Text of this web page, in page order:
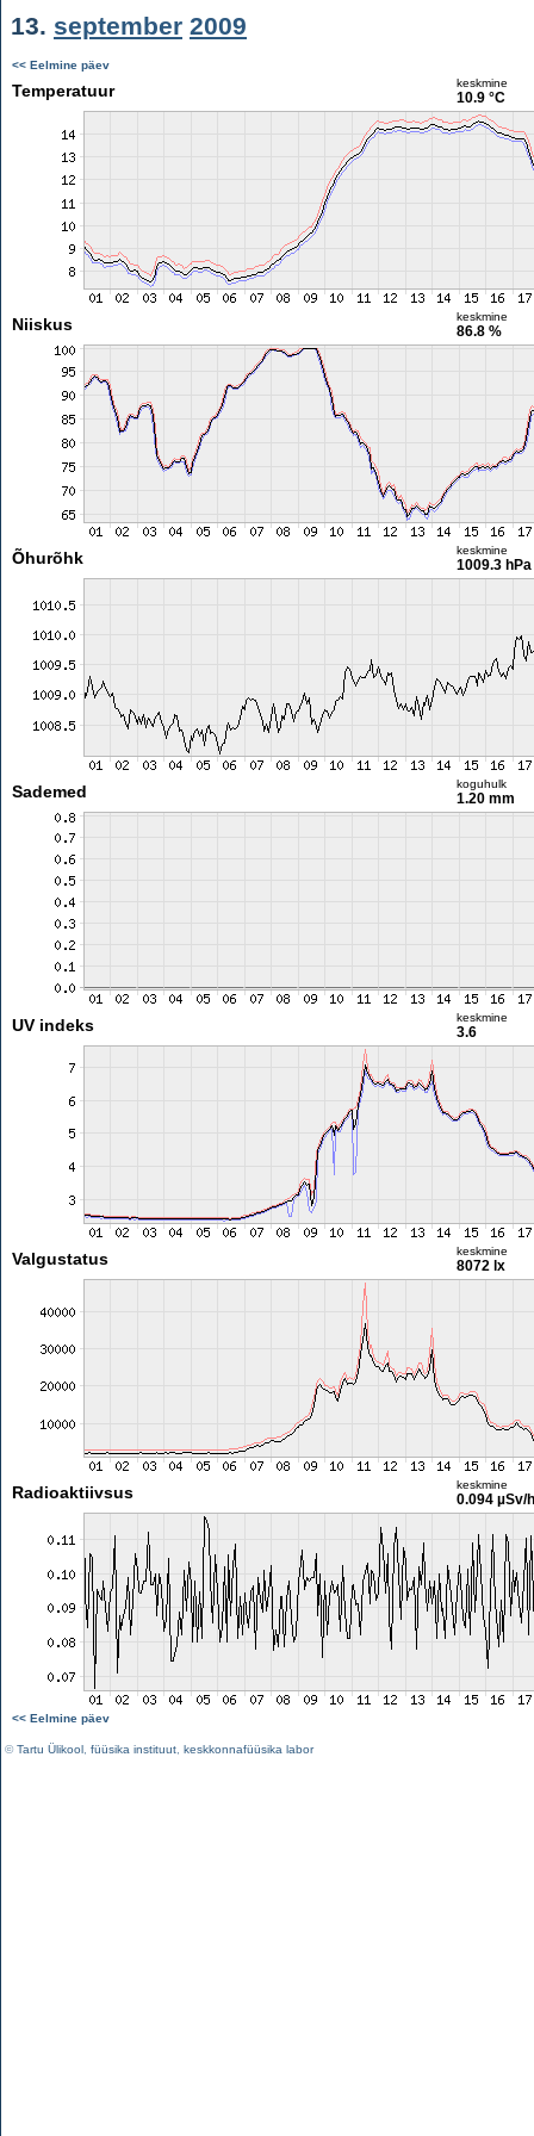
13. september 2009
<< Eelmine päev
Temperatuur keskmine
10.9 °C
Niiskus keskmine
86.8 %
Õhurõhk keskmine
1009.3 hPa
Sademed koguhulk
1.20 mm
UV indeks keskmine
3.6
Valgustatus keskmine
8072 lx
Radioaktiivsus keskmine
0.094 µSv/h
<< Eelmine päev
©Tartu Ülikool füüsika instituut keskkonnafüüsika labor